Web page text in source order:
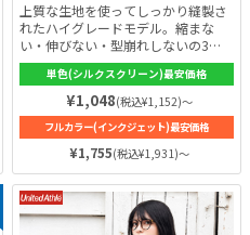
上質な生地を使ってしっかり縫製さ
れたハイグレードモデル。縮まな
い・伸びない・型崩れしないの3拍
子を兼ね備えた大人気のTシャツ。
全27色のカラー展開でプリントも映
えます♪シルエットはTシャツの本
場アメリカンスタイル。素材は綿
100%（一部カラーを除く）。通気
性と吸水性に優れた素材なので、暑
い夏はさわやかに、秋と冬は放熱率
が低いので十分な暖かさを感じられ
ます。
単色(シルクスクリーン)最安価格
¥1,048(税込¥1,152)～
フルカラー(インクジェット)最安価格
¥1,755(税込¥1,931)～